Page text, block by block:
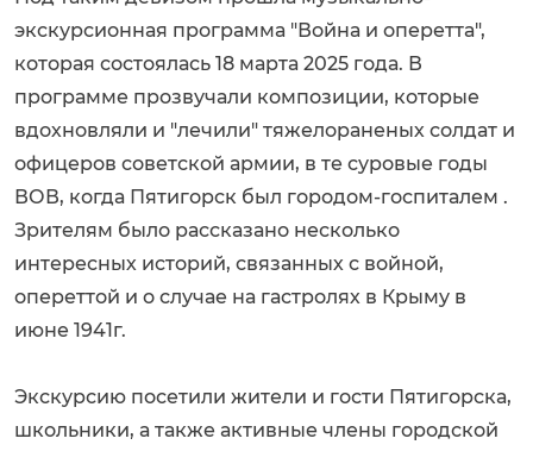
экскурсионная программа "Война и оперетта",
которая состоялась 18 марта 2025 года. В
программе прозвучали композиции, которые
вдохновляли и "лечили" тяжелораненых солдат и
офицеров советской армии, в те суровые годы
ВОВ, когда Пятигорск был городом-госпиталем .
Зрителям было рассказано несколько
интересных историй, связанных с войной,
опереттой и о случае на гастролях в Крыму в
июне 1941г.
Экскурсию посетили жители и гости Пятигорска,
школьники, а также активные члены городской